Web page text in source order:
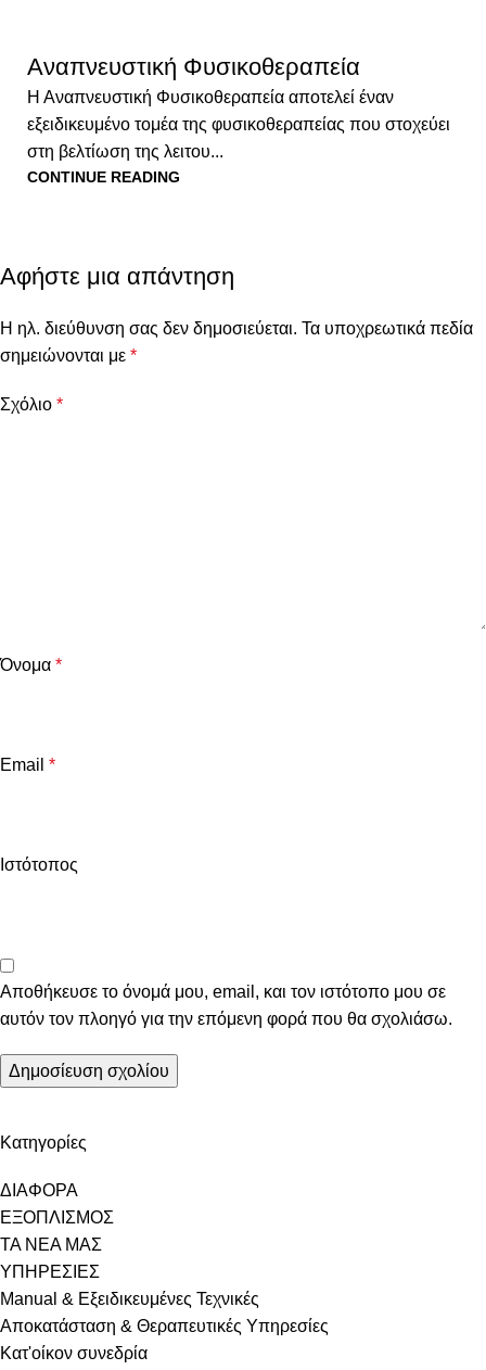
Αναπνευστική Φυσικοθεραπεία
Η Αναπνευστική Φυσικοθεραπεία αποτελεί έναν
εξειδικευμένο τομέα της φυσικοθεραπείας που στοχεύει
στη βελτίωση της λειτου...
CONTINUE READING
Αφήστε μια απάντηση
Η ηλ. διεύθυνση σας δεν δημοσιεύεται. Τα υποχρεωτικά πεδία
σημειώνονται με *
Σχόλιο *
Όνομα *
Email *
Ιστότοπος
Αποθήκευσε το όνομά μου, email, και τον ιστότοπο μου σε
αυτόν τον πλοηγό για την επόμενη φορά που θα σχολιάσω.
Kατηγορίες
ΔΙΑΦΟΡΑ
ΕΞΟΠΛΙΣΜΟΣ
ΤΑ ΝΕΑ ΜΑΣ
ΥΠΗΡΕΣΙΕΣ
Manual & Εξειδικευμένες Τεχνικές
Αποκατάσταση & Θεραπευτικές Υπηρεσίες
Κατ'οίκον συνεδρία